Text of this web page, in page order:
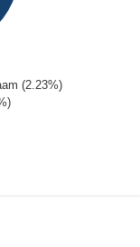
(2.23%)
(1.97%)
(1.84%)